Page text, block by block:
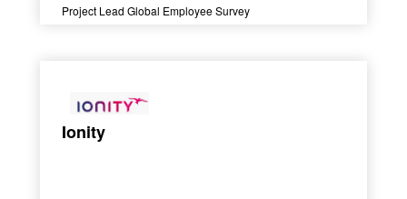
Project Lead Global Employee Survey
Ionity